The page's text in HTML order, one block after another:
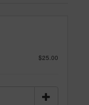
$25.00